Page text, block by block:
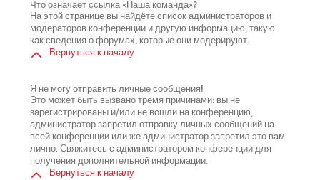
Что означает ссылка «Наша команда»?
На этой странице вы найдёте список администраторов и
модераторов конференции и другую информацию, такую
как сведения о форумах, которые они модерируют.
Вернуться к началу
Я не могу отправить личные сообщения!
Это может быть вызвано тремя причинами: вы не
зарегистрированы и/или не вошли на конференцию,
администратор запретил отправку личных сообщений на
всей конференции или же администратор запретил это вам
лично. Свяжитесь с администратором конференции для
получения дополнительной информации.
Вернуться к началу